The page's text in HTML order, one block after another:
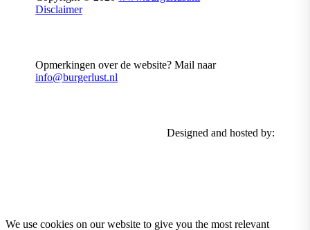
Disclaimer
Opmerkingen over de website? Mail naar
info@burgerlust.nl
Designed and hosted by:
We use cookies on our website to give you the most relevant